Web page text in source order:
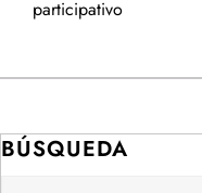
e
g
a
c
participativo
BÚSQUEDA